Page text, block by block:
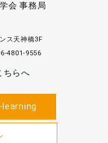
会 事務局
ス天神橋3F
4801-9556
ちらへ
learning